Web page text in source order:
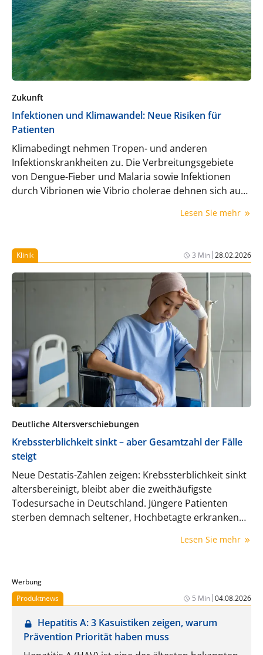
Zukunft
Infektionen und Klimawandel: Neue Risiken für
Patienten
Klimabedingt nehmen Tropen- und anderen
Infektionskrankheiten zu. Die Verbreitungsgebiete
von Dengue-Fieber und Malaria sowie Infektionen
durch Vibrionen wie Vibrio cholerae dehnen sich aus
Lesen Sie mehr
Klinik 3 Min|28.02.2026
Deutliche Altersverschiebungen
Krebssterblichkeit sinkt – aber Gesamtzahl der Fälle
steigt
Neue Destatis-Zahlen zeigen: Krebssterblichkeit sinkt
altersbereinigt, bleibt aber die zweithäufigste
Todesursache in Deutschland. Jüngere Patienten
sterben demnach seltener, Hochbetagte erkranken
Lesen Sie mehr
Werbung
Produktnews
5 Min|04.08.2026
Hepatitis A: 3 Kasuistiken zeigen, warum
Prävention Priorität haben muss